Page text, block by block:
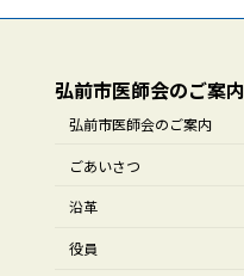
弘前市医師会のご案内
弘前市医師会のご案内
ごあいさつ
沿革
役員